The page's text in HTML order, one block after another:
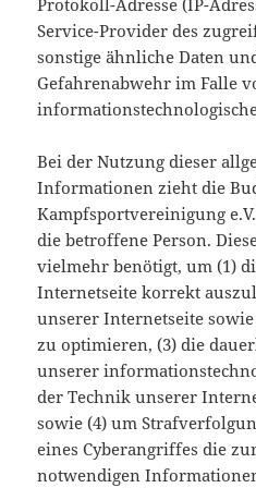
Protokoll-Adresse (IP-
Service-Provider des
sonstige ähnliche Daten
Gefahrenabwehr im Falle
Bei der Nutzung dieser
Informationen zieht die
Kampfsportvereinigung
die betroffene Person.
vielmehr benötigt, um (1)
Internetseite korrekt
unserer Internetseite
zu optimieren, (3) die
unserer
der Technik unserer
sowie (4) um
eines Cyberangriffes die
notwendigen